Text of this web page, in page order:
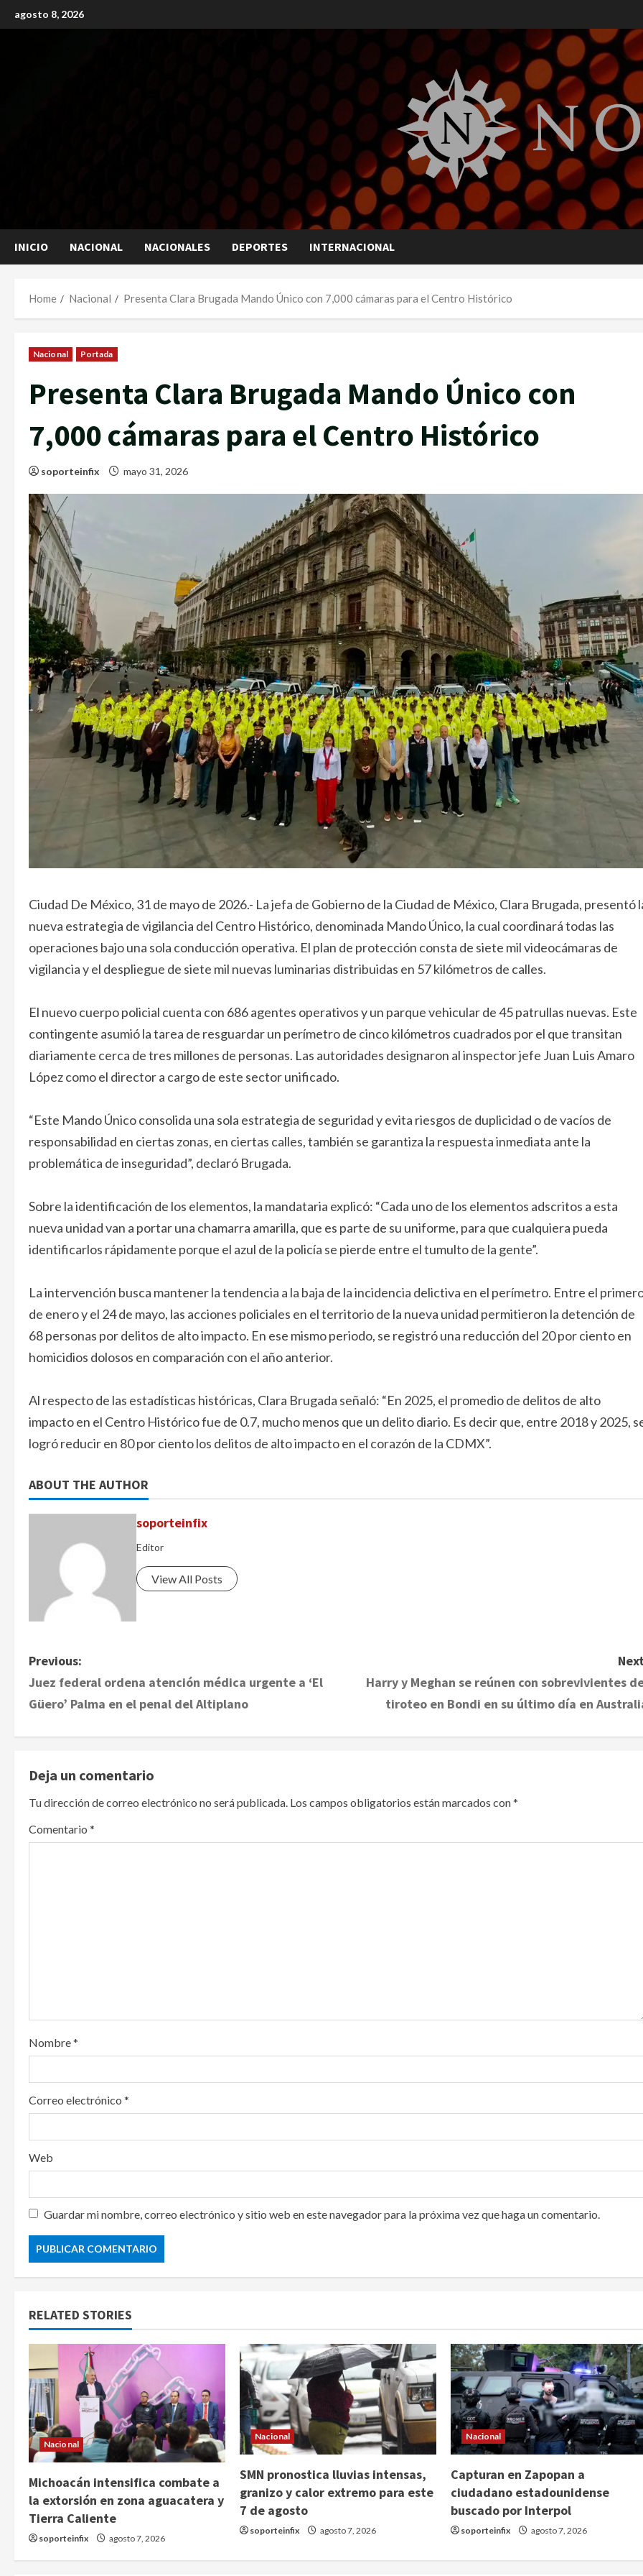
to
agosto 8, 2026
INICIO NACIONAL NACIONALES DEPORTES INTERNACIONAL
Home Nacional Presenta Clara Brugada Mando Único con 7,000 cámaras para el Centro Histórico
Nacional Portada
Presenta Clara Brugada Mando Único con
7,000 cámaras para el Centro Histórico
soporteinfix mayo 31, 2026
Ciudad De México, 31 de mayo de 2026.- La jefa de Gobierno de la Ciudad de México, Clara Brugada, presentó
nueva estrategia de vigilancia del Centro Histórico, denominada Mando Único, la cual coordinará todas las
operaciones bajo una sola conducción operativa. El plan de protección consta de siete mil videocámaras de
vigilancia y el despliegue de siete mil nuevas luminarias distribuidas en 57 kilómetros de calles.
El nuevo cuerpo policial cuenta con 686 agentes operativos y un parque vehicular de 45 patrullas nuevas. Este
contingente asumió la tarea de resguardar un perímetro de cinco kilómetros cuadrados por el que transitan
diariamente cerca de tres millones de personas. Las autoridades designaron al inspector jefe Juan Luis Amaro
López como el director a cargo de este sector unificado.
“Este Mando Único consolida una sola estrategia de seguridad y evita riesgos de duplicidad o de vacíos de
responsabilidad en ciertas zonas, en ciertas calles, también se garantiza la respuesta inmediata ante la
problemática de inseguridad”, declaró Brugada.
Sobre la identificación de los elementos, la mandataria explicó: “Cada uno de los elementos adscritos a esta
nueva unidad van a portar una chamarra amarilla, que es parte de su uniforme, para que cualquiera pueda
identificarlos rápidamente porque el azul de la policía se pierde entre el tumulto de la gente”.
La intervención busca mantener la tendencia a la baja de la incidencia delictiva en el perímetro. Entre el
de enero y el 24 de mayo, las acciones policiales en el territorio de la nueva unidad permitieron la detención de
68 personas por delitos de alto impacto. En ese mismo periodo, se registró una reducción del 20 por ciento en
homicidios dolosos en comparación con el año anterior.
Al respecto de las estadísticas históricas, Clara Brugada señaló: “En 2025, el promedio de delitos de alto
impacto en el Centro Histórico fue de 0.7, mucho menos que un delito diario. Es decir que, entre 2018 y 2025,
logró reducir en 80 por ciento los delitos de alto impacto en el corazón de la CDMX”.
ABOUT THE AUTHOR
soporteinfix
Editor
View All Posts
P
o
n
a
v
o
n
Previous:
Juez federal ordena atención médica urgente a ‘El
Güero’ Palma en el penal del Altiplano
Harry y Meghan se reúnen con sobrevivientes
tiroteo en Bondi en su último día en
Deja un comentario
Tu dirección de correo electrónico no será publicada. Los campos obligatorios están marcados con*
Comentario *
Nombre*
Correo electrónico *
Web
Guardar mi nombre, correo electrónico y sitio web en este navegador para la próxima vez que haga un comentario.
RELATED STORIES
Nacional
Michoacán intensifica combate a
la extorsión en zona aguacatera y
Tierra Caliente
soporteinfix agosto 7, 2026
Nacional
SMN pronostica lluvias intensas,
granizo y calor extremo para este
7 de agosto
soporteinfix agosto 7, 2026
Nacional
Capturan en Zapopan a
ciudadano estadounidense
buscado por Interpol
soporteinfix agosto 7, 2026